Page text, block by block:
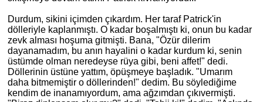
Durdum, sikini içimden çıkardım. Her taraf Patrick'in
dölleriyle kaplanmıştı. O kadar boşalmıştı ki, onun bu kadar
zevk alması hoşuma gitmişti. Bana, "Özür dilerim
dayanamadım, bu anın hayalini o kadar kurdum ki, senin
üstümde olman neredeyse rüya gibi, beni affet!" dedi.
Döllerinin üstüne yattım, öpüşmeye başladık. "Umarım
daha bitmemiştir o döllerinden!" dedim. Bu söylediğime
kendim de inanamıyordum, ama ağzımdan çıkıvermişti.